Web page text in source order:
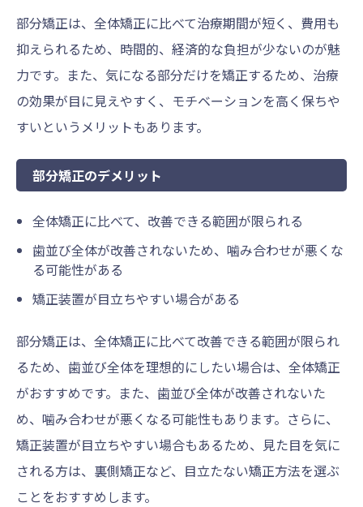
部分矯正は、全体矯正に比べて治療期間が短く、費用も
抑えられるため、時間的、経済的な負担が少ないのが魅
力です。また、気になる部分だけを矯正するため、治療
の効果が目に見えやすく、モチベーションを高く保ちや
すいというメリットもあります。
部分矯正のデメリット
全体矯正に比べて、改善できる範囲が限られる
歯並び全体が改善されないため、噛み合わせが悪くな
る可能性がある
矯正装置が目立ちやすい場合がある
部分矯正は、全体矯正に比べて改善できる範囲が限られ
るため、歯並び全体を理想的にしたい場合は、全体矯正
がおすすめです。また、歯並び全体が改善されないた
め、噛み合わせが悪くなる可能性もあります。さらに、
矯正装置が目立ちやすい場合もあるため、見た目を気に
される方は、裏側矯正など、目立たない矯正方法を選ぶ
ことをおすすめします。